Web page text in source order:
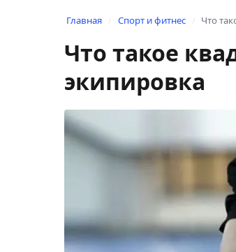
Главная / Спорт и фитнес / Что
Что такое
экипировка